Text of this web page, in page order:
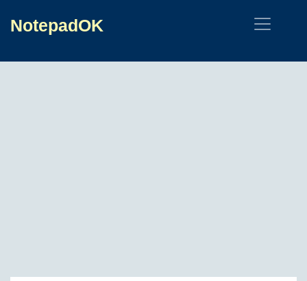
NotepadOK